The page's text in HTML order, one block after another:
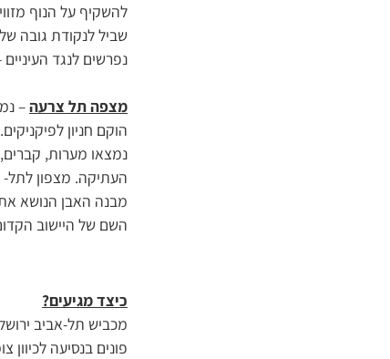
להשקיף על הנוף
נפרשים לנגד
מצפה תל צרעה–
הוקם חניון
נמצאו מערות,
העתיקה. מצפון לתל-
מבנה האבן הנושא
השם של היישוב
כיצד מגיעים?